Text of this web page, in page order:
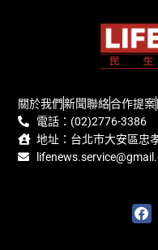
關於我們新聞聯絡合作提案
電話：(02)2776-3386
地址：台北市大安區忠